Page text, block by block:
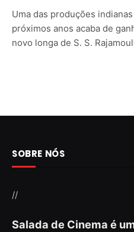
Uma das produções
próximos anos acaba de
novo longa de S. S.
SOBRE NÓS
//
Salada de Cinema é